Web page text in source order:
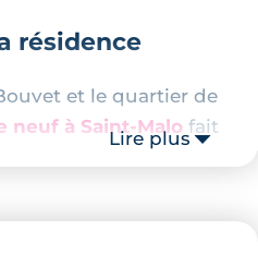
résidence
et le quartier de
neuf à Saint-Malo fait
du Grand Saint-
Lire plus